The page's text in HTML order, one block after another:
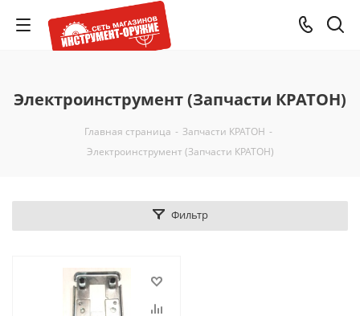
Электроинструмент (Запчасти КРАТОН)
Главная страница - Запчасти КРАТОН -
Электроинструмент (Запчасти КРАТОН)
Фильтр